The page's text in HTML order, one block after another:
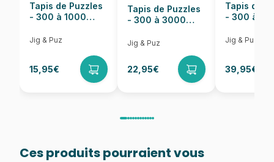
Tapis de Puzzles
- 300 à 1000
Jig & Puz
15,95€
Tapis de Puzzles
- 300 à 3000
Jig & Puz
22,95€
Tapis de
- 300 à
Jig & Puz
39,95€
Ces produits pourraient vous